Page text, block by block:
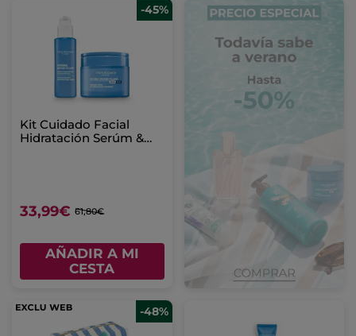
-45%
Kit Cuidado Facial
Hidratación Serúm &
33,99€ 61,80€
AÑADIR A MI
CESTA
-48%